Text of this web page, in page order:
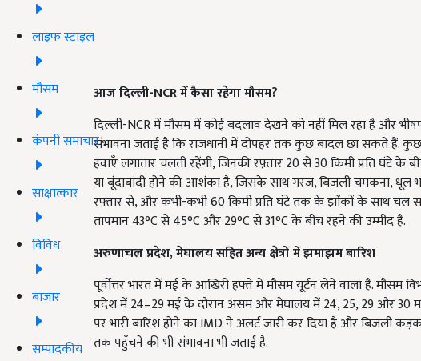
लाइफ स्टाइल
मौसम
कंपनी समाचार
साक्षात्कार
विविध
बाजार
सम्पादकीय
आज दिल्ली-NCR में कैसा रहेगा मौसम?
दिल्ली-NCR में मौसम में कोई बदलाव देखने को नहीं मिल रहा है और
संभावना जताई है कि राजधानी में दोपहर तक कुछ बादल छा सकते हैं.
हवाएँ लगातार चलती रहेंगी, जिनकी रफ़्तार 20 से 30 किमी प्रति घंटे के
या बूंदाबांदी होने की आशंका है, जिसके साथ गरज, बिजली चमकना, धूल
रफ़्तार से, और कभी-कभी 60 किमी प्रति घंटे तक के झोंकों के साथ चल
तापमान 43°C से 45°C और 29°C से 31°C के बीच रहने की उम्मीद है.
अरुणाचल प्रदेश, मेघालय सहित अन्य क्षेत्रों में झमाझम बारिश
पूर्वोत्तर भारत में मई के आखिरी हफ्ते में मौसम यूर्टन लेने वाला है.
प्रदेश में 24–29 मई के दौरान असम और मेघालय में 24, 25, 29 और 30
पर भारी बारिश होने का IMD ने अलर्ट जारी कर दिया है और बिजली
तक पहुँचने की भी संभावना भी जताई है.